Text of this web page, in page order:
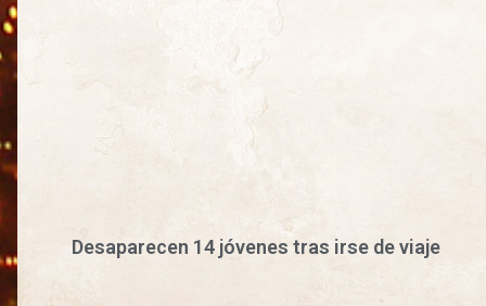
Desaparecen 14 jóvenes tras irse de viaje